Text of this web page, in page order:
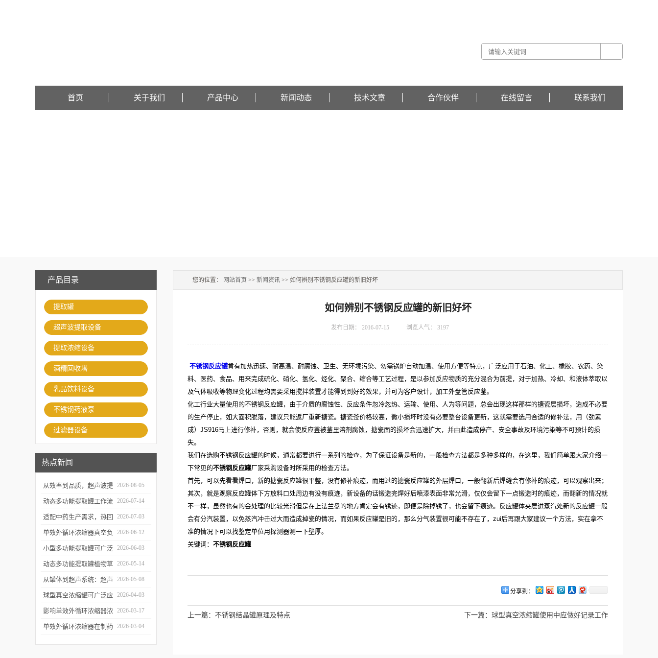
首页 关于我们 产品中心 新闻动态 技术文章 合作伙伴 在线留言 联系我们
产品目录
提取罐
超声波提取设备
提取浓缩设备
酒精回收塔
乳品饮料设备
不锈钢药液泵
过滤器设备
热点新闻
从效率到品质，超声波提
取罐的实用价值梳理
2026-08-05
动态多功能提取罐工作流
程与核心优势解析
2026-07-14
适配中药生产需求，热回
流提取浓缩机组的应用优
势解析
2026-07-03
单效外循环浓缩器真空负
压蒸发技术的核心亮点解
析
2026-06-12
小型多功能提取罐可广泛
应用于哪些行业？
2026-06-03
动态多功能提取罐植物草
本精华萃取成套工艺流程
2026-05-14
从罐体到超声系统：超声
波提取罐的结构特点解析
2026-05-08
球型真空浓缩罐可广泛应
用于哪些行业？应用优势
有哪些？
2026-04-03
影响单效外循环浓缩器浓
缩效果、物料纯度的关键
2026-03-17
单效外循环浓缩器在制药 2026-03-04
您的位置： 网站首页 >> 新闻资讯 >> 如何辨别不锈钢反应罐的新旧好坏
如何辨别不锈钢反应罐的新旧好坏
发布日期： 2016-07-15 浏览人气： 3197
不锈钢反应罐肯有加热迅速、耐高温、耐腐蚀、卫生、无环境污染、勿需锅炉自动加温、使用方便等特点，广泛应用于石油、化工、橡胶、农药、染
料、医药、食品、用来完成硫化、硝化、氢化、烃化、聚合、缩合等工艺过程，是以参加反应物质的充分混合为前提，对于加热、冷却、和液体萃取以
及气体吸收等物理变化过程均需要采用搅拌装置才能得到到好的效果，并可为客户设计，加工外盘管反应釜。
化工行业大量使用的不锈钢反应罐，由于介质的腐蚀性、反应条件忽冷忽热、运输、使用、人为等问题，总会出现这样那样的搪瓷层损坏，造成不必要
的生产停止，如大面积脱落，建议只能返厂重新搪瓷。搪瓷釜价格较高，微小损坏时没有必要整台设备更新，这就需要选用合适的修补法，用（劲素
成）JS916马上进行修补，否则，就会使反应釜被釜里溶剂腐蚀，搪瓷面的损坏会迅速扩大，并由此造成停产、安全事故及环境污染等不可预计的损
失。
我们在选购不锈钢反应罐的时候，通常都要进行一系列的检查，为了保证设备是新的，一般检查方法都是多种多样的，在这里，我们简单跟大家介绍一
下常见的不锈钢反应罐厂家采购设备时所采用的检查方法。
首先，可以先看看焊口，新的搪瓷反应罐很平整，没有修补痕迹，而用过的搪瓷反应罐的外层焊口，一般翻新后焊缝会有修补的痕迹，可以观察出来；
其次，就是观察反应罐体下方放料口处周边有没有痕迹，新设备的话锻造完焊好后喷漆表面非常光滑，仅仅会留下一点锻造时的痕迹，而翻新的情况就
不一样，虽然也有的会处理的比较光滑但是在上法兰盘的地方肯定会有锈迹，即便是除掉锈了，也会留下痕迹。反应罐体夹层进蒸汽处新的反应罐一般
会有分汽装置，以免蒸汽冲击过大而造成掉瓷的情况，而如果反应罐是旧的，那么分气装置很可能不存在了，zui后再跟大家建议一个方法，实在拿不
准的情况下可以找鉴定单位用探测器测一下壁厚。
关键词： 不锈钢反应罐
分享到：
上一篇： 不锈钢结晶罐原理及特点 下一篇： 球型真空浓缩罐使用中应做好记录工作